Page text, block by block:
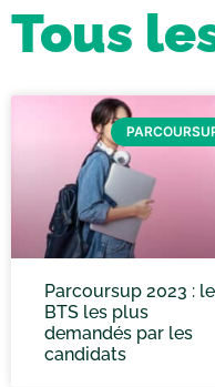
Tous
Parcoursup 2023 :
BTS les plus
demandés par les
candidats